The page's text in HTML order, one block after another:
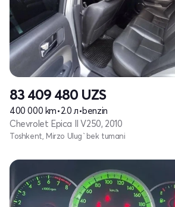
83 409 480 UZS
400 000 km•2.0 л•benzin
Chevrolet Epica II V250, 2010
Toshkent, Mirzo Ulug`bek tumani